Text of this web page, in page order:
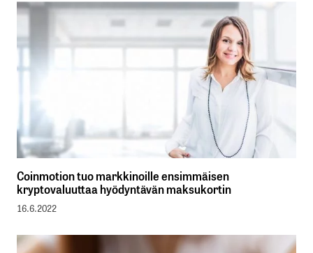
Coinmotion tuo markkinoille ensimmäisen
kryptovaluuttaa hyödyntävän maksukortin
16.6.2022